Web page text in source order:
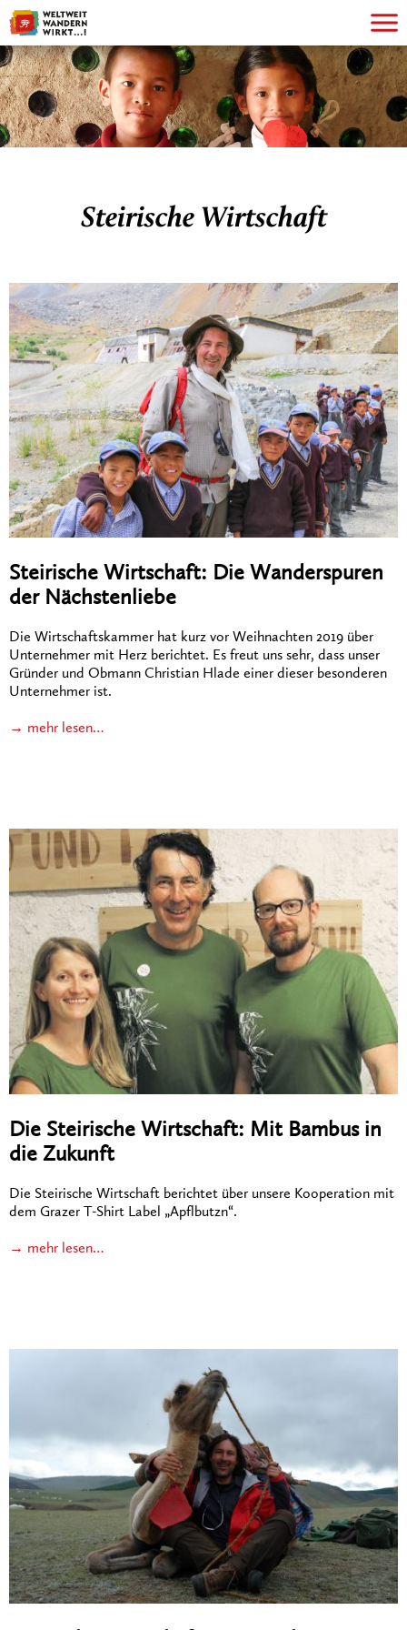
Steirische Wirtschaft
Steirische Wirtschaft: Die Wanderspuren
der Nächstenliebe
Die Wirtschaftskammer hat kurz vor Weihnachten 2019 über
Unternehmer mit Herz berichtet. Es freut uns sehr, dass unser
Gründer und Obmann Christian Hlade einer dieser besonderen
Unternehmer ist.
→ mehr lesen…
Die Steirische Wirtschaft: Mit Bambus in
die Zukunft
Die Steirische Wirtschaft berichtet über unsere Kooperation mit
dem Grazer T-Shirt Label „Apflbutzn“.
→ mehr lesen…